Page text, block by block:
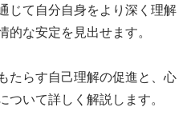
じて自分自身をより深く理解
的な安定を見出せます。
たらす自己理解の促進と、心
ついて詳しく解説します。